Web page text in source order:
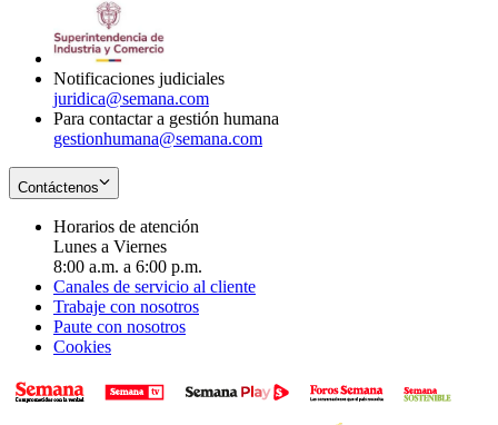
Notificaciones judiciales
juridica@semana.com
Para contactar a gestión humana
gestionhumana@semana.com
Contáctenos
Horarios de atención
Lunes a Viernes
8:00 a.m. a 6:00 p.m.
Canales de servicio al cliente
Trabaje con nosotros
Paute con nosotros
Cookies